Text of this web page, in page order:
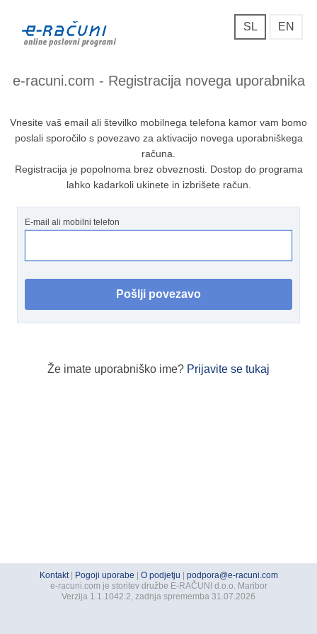
SL EN
e-racuni.com - Registracija novega uporabnika
Vnesite vaš email ali številko mobilnega telefona kamor vam bomo
poslali sporočilo s povezavo za aktivacijo novega uporabniškega
računa.
Registracija je popolnoma brez obveznosti. Dostop do programa
lahko kadarkoli ukinete in izbrišete račun.
E-mail ali mobilni telefon
Že imate uporabniško ime? Prijavite se tukaj
Kontakt| Pogoji uporabe O podjetju
podpora@e-racuni.com
e-racuni.com je storitev družbe E-RAČUNI d.o.o. Maribor
Verzija 1.1.1042.2, zadnja sprememba 31.07.2026